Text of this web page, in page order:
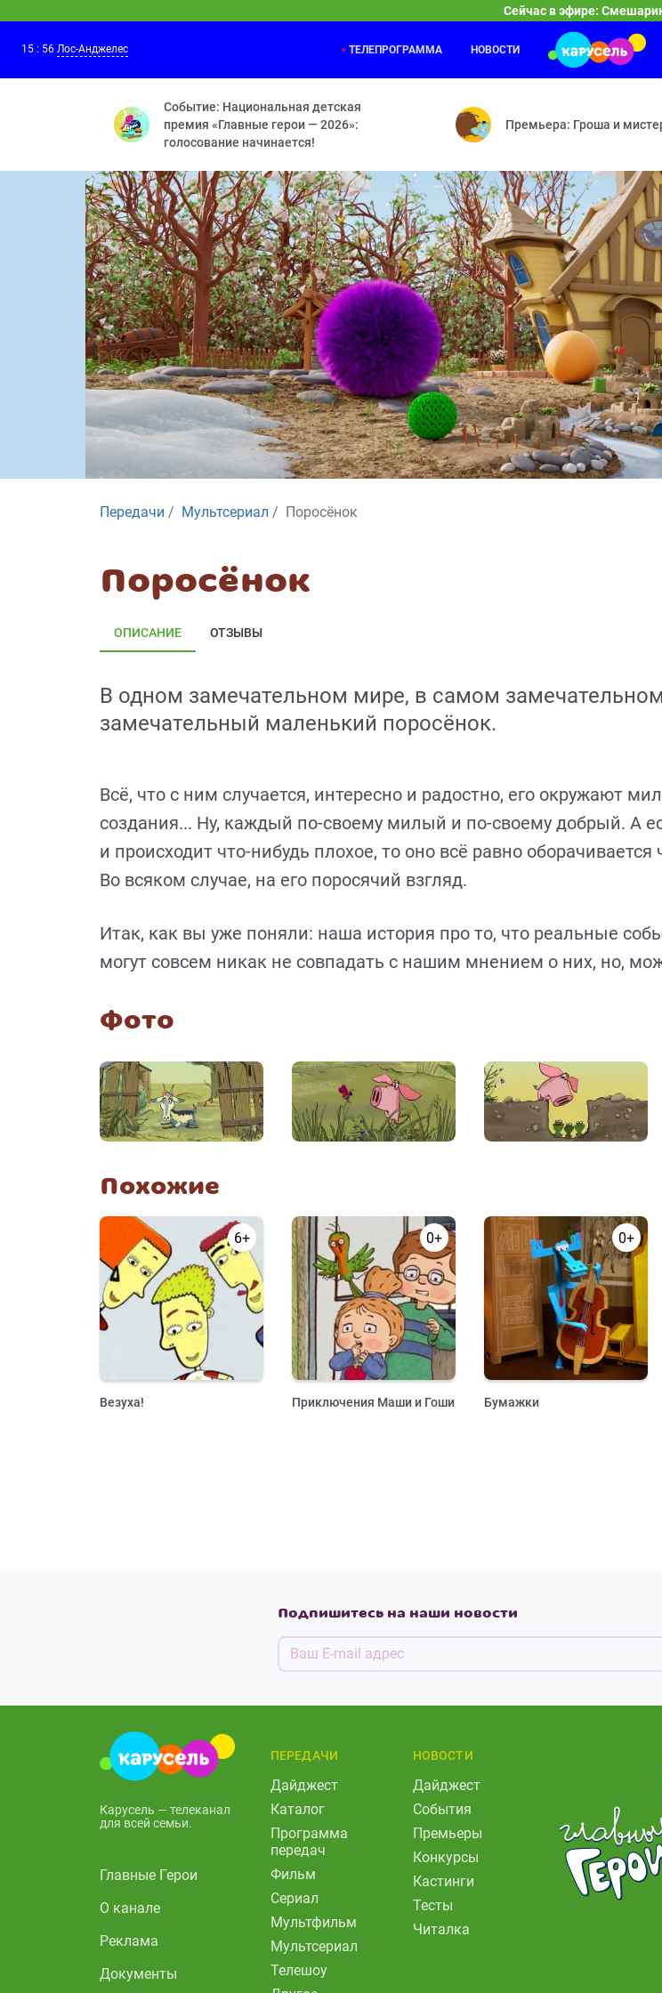
Сейчас в эфире:
Принц для Нюши — Двигатель прогресса — Как здорово сочинять стихи —
Оранжевая корова
Средние века —
15 : 56 Лос-Анджелес ТЕЛЕПРОГРАММА НОВОСТИ
Событие: Национальная детская
премия «Главные герои — 2026»:
голосование начинается!
Премьера: Гроша и
Передачи Мультсериал Поросёнок
Поросёнок
ОПИСАНИЕ ОТЗЫВЫ
В одном замечательном мире, в самом
замечательный маленький поросёнок.
Всё, что с ним случается, интересно и радостно, его окружают
создания... Ну, каждый по-своему милый и по-своему добрый. А
и происходит что-нибудь плохое, то оно всё равно
Во всяком случае, на его поросячий взгляд.
Итак, как вы уже поняли: наша история про то, что реальные
могут совсем никак не совпадать с нашим мнением о них, но,
Фото
Похожие
6+
Везуха!
0+
Приключения Маши и Гоши
0+
Бумажки
Подпишитесь на наши новости
Карусель — телеканал
для всей семьи.
Главные Герои
О канале
Реклама
Документы
ПЕРЕДАЧИ
Дайджест
Каталог
Программа
передач
Фильм
Сериал
Мультфильм
Мультсериал
Телешоу
НОВОСТИ
Дайджест
События
Премьеры
Конкурсы
Кастинги
Тесты
Читалка